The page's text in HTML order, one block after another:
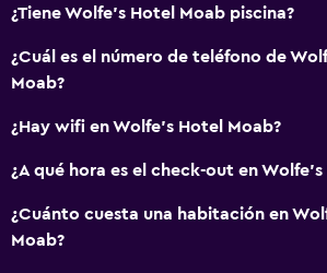
Baño privado
General
Habitaciones insonorizadas
¿Tiene Wolfe's Hotel Moab piscina?
¿Cuál es el número de teléfono de
Moab?
¿Hay wifi en Wolfe's Hotel Moab?
¿A qué hora es el check-out en
¿Cuánto cuesta una habitación en
Moab?